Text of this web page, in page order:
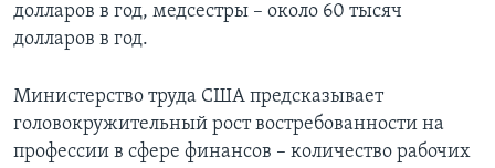
долларов в год, медсестры – около 60 тысяч
долларов в год.
Министерство труда США предсказывает
головокружительный рост востребованности на
профессии в сфере финансов – количество рабочих